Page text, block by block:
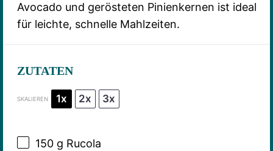
Avocado und gerösteten Pinienkernen ist ideal
für leichte, schnelle Mahlzeiten.
ZUTATEN
SKALIEREN 1x 2x 3x
150 g Rucola